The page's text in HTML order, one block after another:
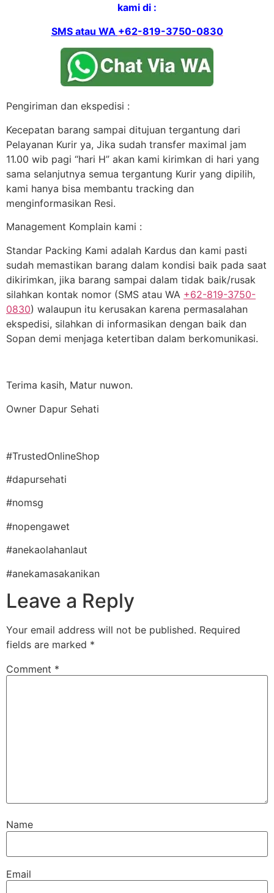
kami di :
SMS atau WA +62-819-3750-0830
Pengiriman dan ekspedisi :
Kecepatan barang sampai ditujuan tergantung dari
Pelayanan Kurir ya, Jika sudah transfer maximal jam
11.00 wib pagi “hari H” akan kami kirimkan di hari yang
sama selanjutnya semua tergantung Kurir yang dipilih,
kami hanya bisa membantu tracking dan
menginformasikan Resi.
Management Komplain kami :
Standar Packing Kami adalah Kardus dan kami pasti
sudah memastikan barang dalam kondisi baik pada saat
dikirimkan, jika barang sampai dalam tidak baik/rusak
silahkan kontak nomor (SMS atau WA +62-819-3750-
0830) walaupun itu kerusakan karena permasalahan
ekspedisi, silahkan di informasikan dengan baik dan
Sopan demi menjaga ketertiban dalam berkomunikasi.
Terima kasih, Matur nuwon.
Owner Dapur Sehati
#TrustedOnlineShop
#dapursehati
#nomsg
#nopengawet
#anekaolahanlaut
#anekamasakanikan
Leave a Reply
Your email address will not be published. Required
fields are marked *
Comment *
Name
Email